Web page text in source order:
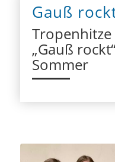
Gauß
„Gauß
Sommer